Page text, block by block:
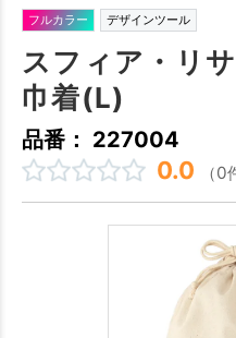
フルカラー デザインツール
スフィア・リ
巾着(L)
品番： 227004
0.0 （0